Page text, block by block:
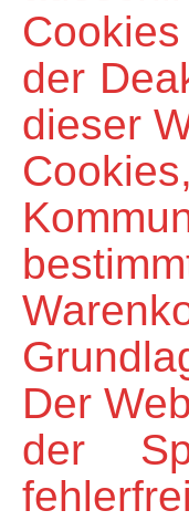
der
dieser
Der
der